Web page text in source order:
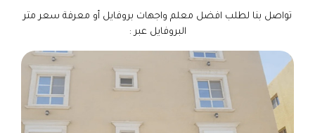
تواصل بنا لطلب افضل معلم واجهات بروفايل أو معرفة سعر متر
البروفايل عبر :